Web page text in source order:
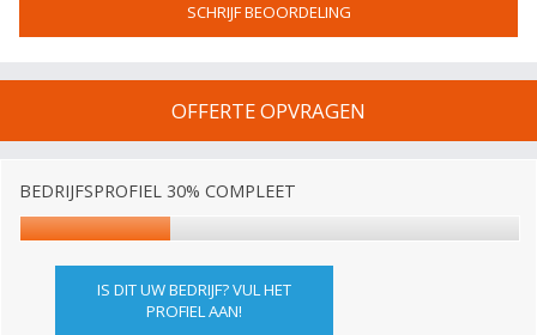
SCHRIJF BEOORDELING
OFFERTE OPVRAGEN
BEDRIJFSPROFIEL 30% COMPLEET
IS DIT UW BEDRIJF? VUL HET
PROFIEL AAN!